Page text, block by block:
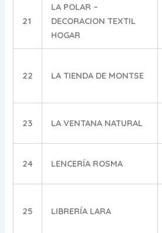
21
LA POLAR –
DECORACION TEXTIL
HOGAR
22 LA TIENDA DE MONTSE
23 LA VENTANA NATURAL
24 LENCERÍA ROSMA
25 LIBRERÍA LARA